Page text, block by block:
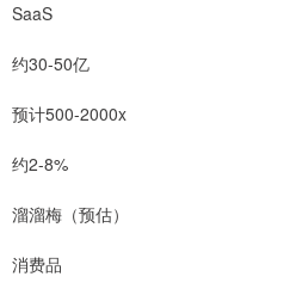
SaaS
约30-50亿
预计500-2000x
约2-8%
溜溜梅（预估）
消费品